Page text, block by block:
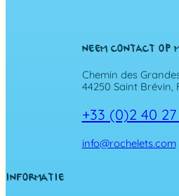
NEEM CONTACT OP
Chemin des
44250 Saint Brévin,
+33 (0)2 40
info@rochelets.com
INFORMATIE